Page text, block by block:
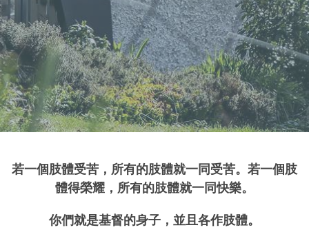
若一個肢體受苦，所有的肢體就一同受苦。 若一個肢
體得榮耀，所有的肢體就一同快樂。
你們就是基督的身子，並且各作肢體。